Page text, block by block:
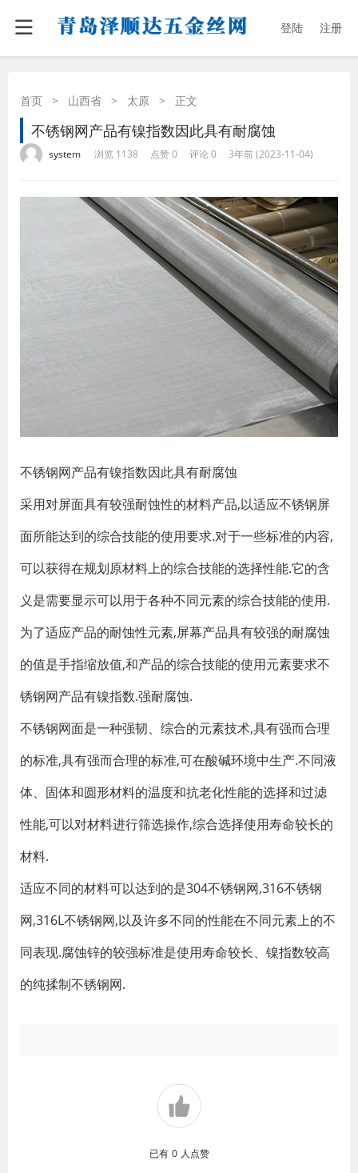
登陆 注册
首页 > 山西省 > 太原 > 正文
不锈钢网产品有镍指数因此具有耐腐蚀
system 浏览 1138 点赞 0 评论 0 3年前 (2023-11-04)
不锈钢网产品有镍指数因此具有耐腐蚀
采用对屏面具有较强耐蚀性的材料产品,以适应不锈钢屏
面所能达到的综合技能的使用要求.对于一些标准的内容,
可以获得在规划原材料上的综合技能的选择性能.它的含
义是需要显示可以用于各种不同元素的综合技能的使用.
为了适应产品的耐蚀性元素,屏幕产品具有较强的耐腐蚀
的值是手指缩放值,和产品的综合技能的使用元素要求不
锈钢网产品有镍指数.强耐腐蚀.
不锈钢网面是一种强韧、综合的元素技术,具有强而合理
的标准,具有强而合理的标准,可在酸碱环境中生产.不同液
体、固体和圆形材料的温度和抗老化性能的选择和过滤
性能,可以对材料进行筛选操作,综合选择使用寿命较长的
材料.
适应不同的材料可以达到的是304不锈钢网,316不锈钢
网,316L不锈钢网,以及许多不同的性能在不同元素上的不
同表现.腐蚀锌的较强标准是使用寿命较长、镍指数较高
的纯揉制不锈钢网.
已有 0 人点赞